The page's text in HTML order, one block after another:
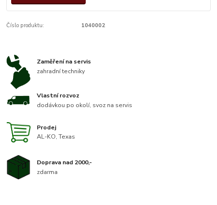
Číslo produktu: 1040002
Zaměření na servis
zahradní techniky
Vlastní rozvoz
dodávkou po okolí, svoz na servis
Prodej
AL-KO, Texas
Doprava nad 2000,-
zdarma